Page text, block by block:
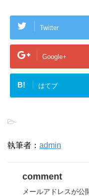
Twitter
Google+
B! はてブ
-
執筆者： admin
comment
メールアドレスが公